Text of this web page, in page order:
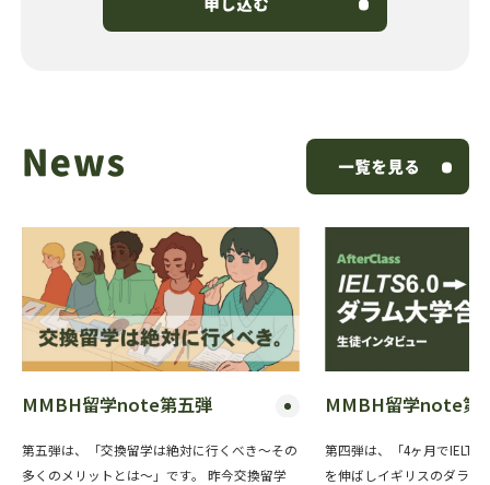
申し込む
News 一覧を見る
MMBH留学note第五弾
第五弾は、「交換留学は絶対に行くべき〜その
多くのメリットとは〜」です。 昨今交換留学
MMBH留学note第
第四弾は、「4ヶ月で
を伸ばしイギリスのダラム